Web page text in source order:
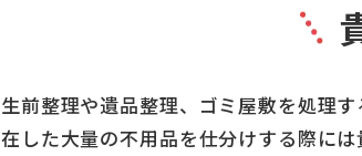
生前整理や遺品整理、ゴミ屋敷を処理
在した大量の不用品を仕分けする際に